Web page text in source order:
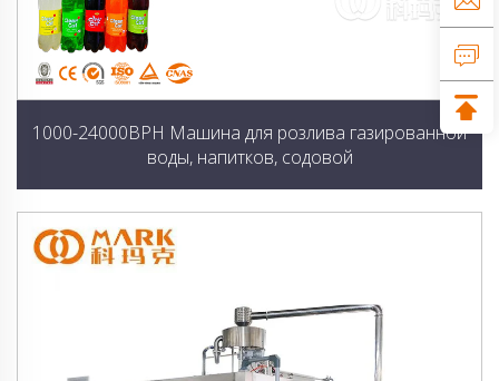
1000-24000BPH Машина для розлива газированной
воды, напитков, содовой